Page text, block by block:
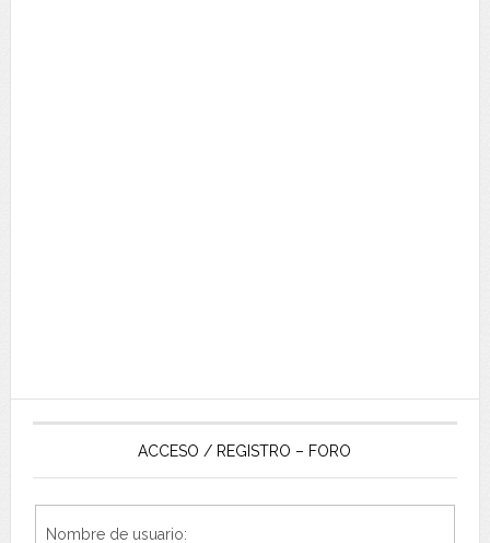
ACCESO / REGISTRO – FORO
Nombre de usuario: